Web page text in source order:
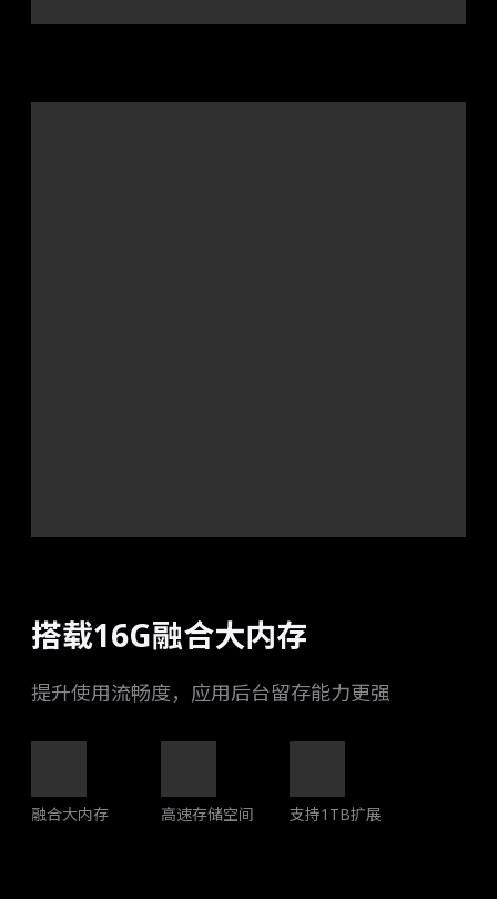
搭载16G融合大内存
提升使用流畅度，应用后台留存能力更强
融合大内存 高速存储空间 支持1TB扩展